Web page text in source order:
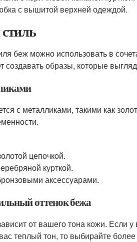
с вышитой верхней одеждой.
беж можно использовать в
создавать образы, которые
с металликами, такими как
цепочкой.
курткой.
аксессуарами.
оттенок бежа
от вашего тона кожи. Если
теплый тон, то выбирайте